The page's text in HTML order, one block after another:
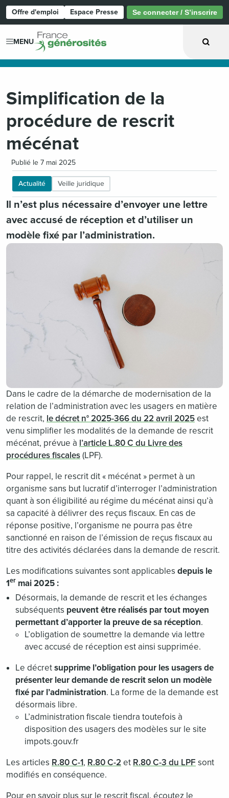
Offre d'emploi Espace Presse Se connecter / S’inscrire
MENU
Simplification de la
procédure de rescrit
mécénat
Publié le 7 mai 2025
Actualité Veille juridique
Il n’est plus nécessaire d’envoyer une lettre
avec accusé de réception et d’utiliser un
modèle fixé par l’administration.
Dans le cadre de la démarche de modernisation de la
relation de l’administration avec les usagers en matière
de rescrit, le décret n° 2025-366 du 22 avril 2025est
venu simplifier les modalités de la demande de rescrit
mécénat, prévue à l’article L.80 C du Livre des
procédures fiscales(LPF).
Pour rappel, le rescrit dit « mécénat » permet à un
organisme sans but lucratif d’interroger l’administration
quant à son éligibilité au régime du mécénat ainsi qu’à
sa capacité à délivrer des reçus fiscaux. En cas de
réponse positive, l’organisme ne pourra pas être
sanctionné en raison de l’émission de reçus fiscaux au
titre des activités déclarées dans la demande de rescrit.
Les modifications suivantes sont applicables depuis le
1er mai 2025 :
Désormais, la demande de rescrit et les échanges
subséquents peuvent être réalisés par tout moyen
permettant d’apporter la preuve de sa réception.
L’obligation de soumettre la demande via lettre
avec accusé de réception est ainsi supprimée.
Le décretsupprime l’obligation pour les usagers de
présenter leur demande de rescrit selon un modèle
fixé par l’administration. La forme de la demande est
désormais libre.
L’administration fiscale tiendra toutefois à
disposition des usagers des modèles sur le site
impots.gouv.fr
Les articles R.80 C-1, R.80 C-2 et R.80 C-3 du LPF sont
modifiés en conséquence.
Pour en savoir plus sur le rescrit fiscal, écoutez le